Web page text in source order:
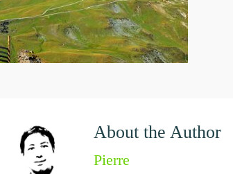
About the Author
Pierre